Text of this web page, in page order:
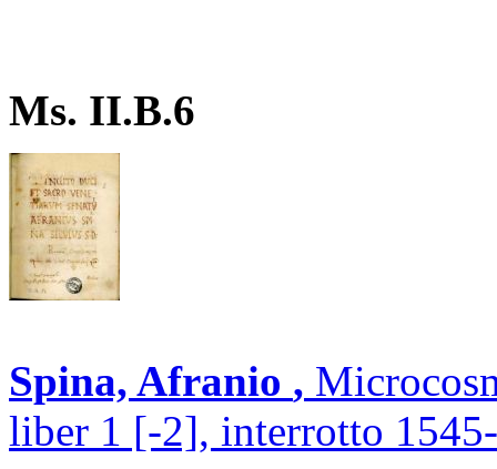
Ms. II.B.6
Spina, Afranio ,
liber 1 [-2], interrotto